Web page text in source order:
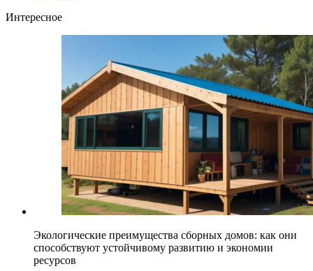
Интересное
Экологические преимущества сборных домов: как они
способствуют устойчивому развитию и экономии
ресурсов